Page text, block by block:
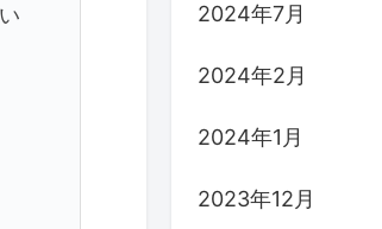
2024年7月
2024年2月
2024年1月
2023年12月